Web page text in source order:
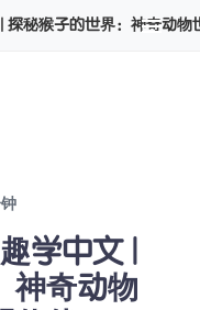
探秘猴子的世界：神奇动物
学中文 |
神奇动物